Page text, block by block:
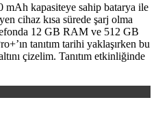
mAh kapasiteye sahip batarya ile
cihaz kısa sürede şarj olma
12 GB RAM ve 512 GB
tanıtım tarihi yaklaşırken bu
çizelim. Tanıtım etkinliğinde